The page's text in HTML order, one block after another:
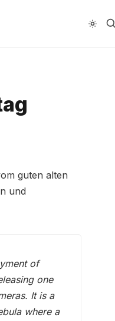
guten alten
und
of
one
It is a
where a